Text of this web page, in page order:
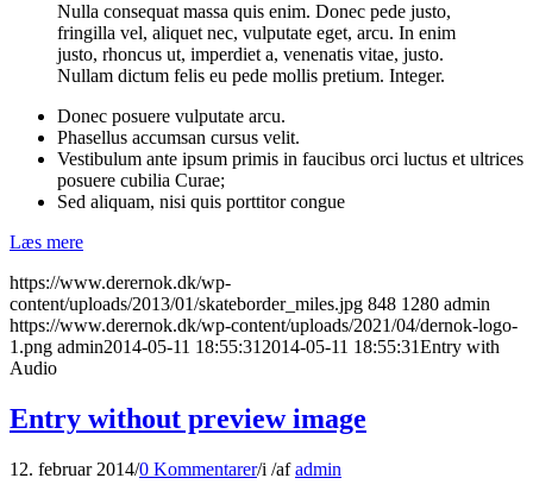
Nulla consequat massa quis enim. Donec pede justo,
fringilla vel, aliquet nec, vulputate eget, arcu. In enim
justo, rhoncus ut, imperdiet a, venenatis vitae, justo.
Nullam dictum felis eu pede mollis pretium. Integer.
Donec posuere vulputate arcu.
Phasellus accumsan cursus velit.
Vestibulum ante ipsum primis in faucibus orci luctus et ultrices
posuere cubilia Curae;
Sed aliquam, nisi quis porttitor congue
Læs mere
https://www.derernok.dk/wp-
content/uploads/2013/01/skateborder_miles.jpg 848 1280 admin
https://www.derernok.dk/wp-content/uploads/2021/04/dernok-logo-
1.png admin2014-05-11 18:55:31 2014-05-11 18:55:31Entry with
Audio
Entry without preview image
12. februar 2014/0 Kommentarer/i /afadmin